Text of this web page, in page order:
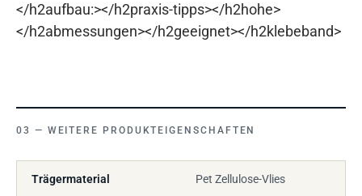
</h2aufbau:></h2praxis-tipps></h2hohe>
</h2abmessungen></h2geeignet></h2klebeband>
WEITERE PRODUKTEIGENSCHAFTEN
Trägermaterial Pet Zellulose-Vlies